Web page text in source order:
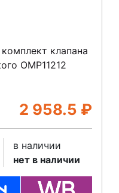
клапана
OMP11212
2 958.5 ₽
в наличии
нет в наличии